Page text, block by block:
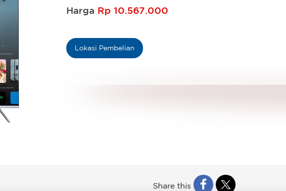
Harga Rp 10.567.000
Lokasi Pembelian
Share this